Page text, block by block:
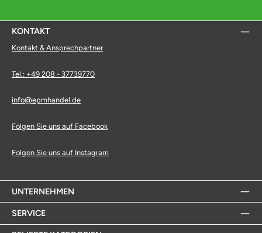
KONTAKT
Kontakt & Ansprechpartner
Tel.: +49 208 - 37739770
info@epmhandel.de
Folgen Sie uns auf Facebook
Folgen Sie uns auf Instagram
UNTERNEHMEN
SERVICE